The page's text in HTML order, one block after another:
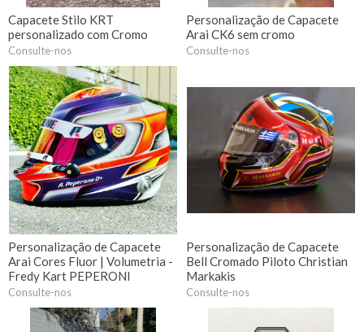
Capacete Stilo KRT
personalizado com Cromo
Consulte-nos
Personalização de Capacete
Arai CK6 sem cromo
Consulte-nos
Personalização de Capacete
Arai Cores Fluor | Volumetria -
Fredy Kart PEPERONI
Consulte-nos
Personalização de Capacete
Bell Cromado Piloto Christian
Markakis
Consulte-nos